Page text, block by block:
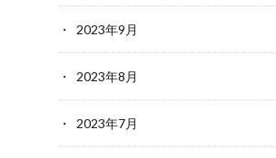
2023年9月
2023年8月
2023年7月